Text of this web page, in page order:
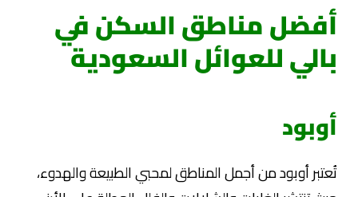
أفضل مناطق السكن في
بالي للعوائل السعودية
أوبود
تُعتبر أوبود من أجمل المناطق لمحبي الطبيعة والهدوء،